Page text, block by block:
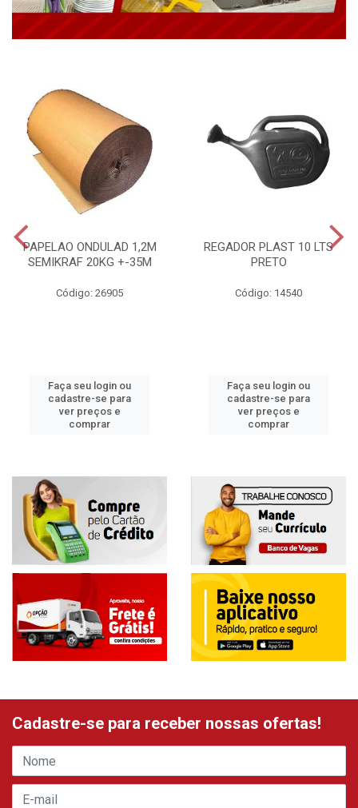
PAPELAO ONDULAD 1,2M
SEMIKRAF 20KG +-35M
Código: 26905
Faça seu login ou
cadastre-se para
ver preços e
comprar
REGADOR PLAST 10 LTS
PRETO
Código: 14540
Faça seu login ou
cadastre-se para
ver preços e
comprar
Cadastre-se para receber nossas ofertas!